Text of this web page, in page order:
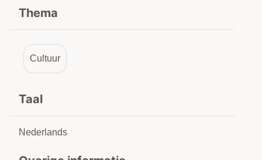
Thema
Cultuur
Taal
Nederlands